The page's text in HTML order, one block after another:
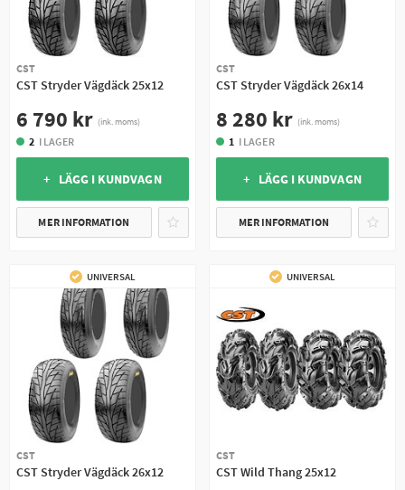
CST
CST Stryder Vägdäck 25x12
6 790 kr (ink. moms)
2 I LAGER
+ LÄGG I KUNDVAGN
MER INFORMATION
CST
CST Stryder Vägdäck 26x14
8 280 kr (ink. moms)
1 I LAGER
+ LÄGG I KUNDVAGN
MER INFORMATION
UNIVERSAL
CST
CST Stryder Vägdäck 26x12
UNIVERSAL
CST
CST Wild Thang 25x12